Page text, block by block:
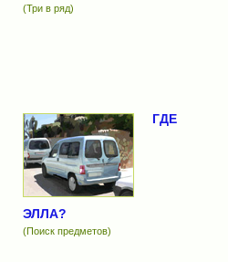
(Три в ряд)
ГДЕ
ЭЛЛА?
(Поиск предметов)